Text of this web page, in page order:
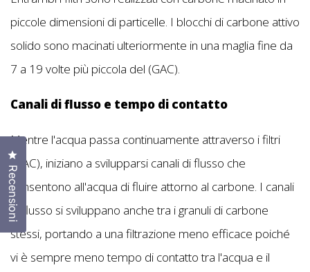
piccole dimensioni di particelle. I blocchi di carbone attivo
solido sono macinati ulteriormente in una maglia fine da
7 a 19 volte più piccola del (GAC).
Canali di flusso e tempo di contatto
Mentre l'acqua passa continuamente attraverso i filtri
(GAC), iniziano a svilupparsi canali di flusso che
consentono all'acqua di fluire attorno al carbone. I canali
di flusso si sviluppano anche tra i granuli di carbone
stessi, portando a una filtrazione meno efficace poiché
vi è sempre meno tempo di contatto tra l'acqua e il
Recensioni
Clicca per aprire la finestra delle recensioni